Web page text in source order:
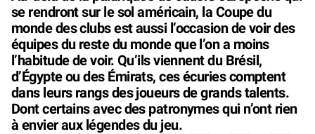
se rendront sur le sol américain, la Coupe du
monde des clubs est aussi l’occasion de voir des
équipes du reste du monde que l’on a moins
l’habitude de voir. Qu’ils viennent du Brésil,
d’Égypte ou des Émirats, ces écuries comptent
dans leurs rangs des joueurs de grands talents.
Dont certains avec des patronymes qui n’ont rien
à envier aux légendes du jeu.